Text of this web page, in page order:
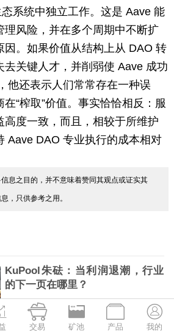
系统中独立工作。这是 Aave 能
理风险，并在多个周期中不断扩
因。如果价值从结构上从 DAO 转
去关键人才，并削弱使 Aave 成功
他还表示人们常常存在一种误
“榨取”价值。事实恰恰相反：服
高度一致，而且，相较于所维护
Aave DAO 专业执行的成本相对
息之目的，并不意味着赞同其观点或证实其
，只供参考之用。
KuPool朱砝：当利润退潮，行业
的下一页在哪里？
2026-08-06

交易

矿池

产品

我的